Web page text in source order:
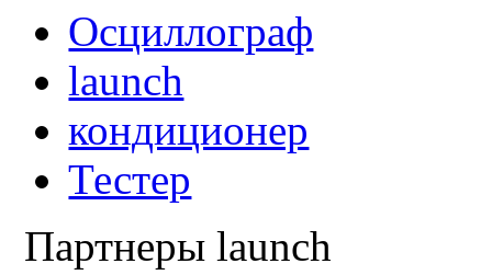
Осциллограф
launch
кондиционер
Тестер
Партнеры launch